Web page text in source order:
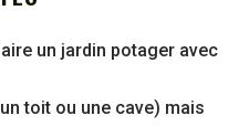
un jardin potager avec
toit ou une cave) mais